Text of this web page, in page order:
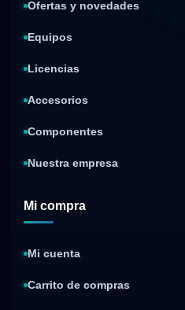
Ofertas y novedades
Equipos
Licencias
Accesorios
Componentes
Nuestra empresa
Mi compra
Mi cuenta
Carrito de compras